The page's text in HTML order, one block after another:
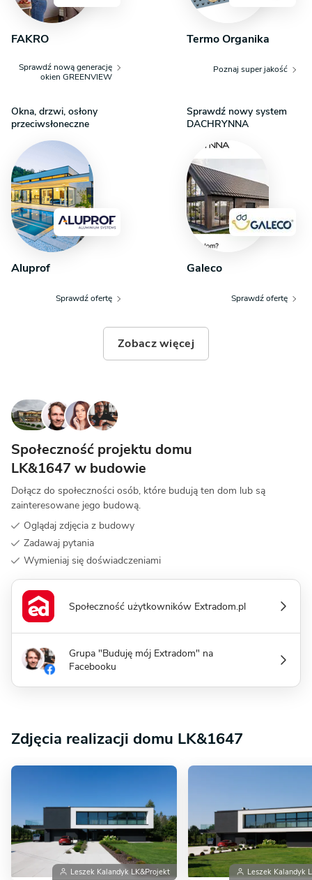
FAKRO
Sprawdź nową generację
okien GREENVIEW
Termo Organika
Poznaj super jakość
Okna, drzwi, osłony
przeciwsłoneczne
Aluprof
Sprawdź ofertę
Sprawdź nowy system
DACHRYNNA
Galeco
Sprawdź ofertę
Zobacz więcej
Społeczność projektu domu
LK&1647 w budowie
Dołącz do społeczności osób, które budują ten dom lub są
zainteresowane jego budową.
Oglądaj zdjęcia z budowy
Zadawaj pytania
Wymieniaj się doświadczeniami
Społeczność użytkowników Extradom.pl
Grupa "Buduję mój Extradom" na
Facebooku
Zdjęcia realizacji domu LK&1647
Leszek Kalandyk LK&Projekt Leszek Kalandyk